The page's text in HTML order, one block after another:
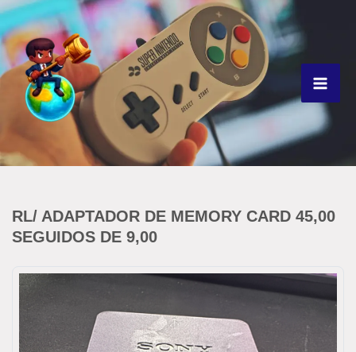
Ir
para
o
conteúdo
RL/ ADAPTADOR DE MEMORY CARD 45,00
SEGUIDOS DE 9,00